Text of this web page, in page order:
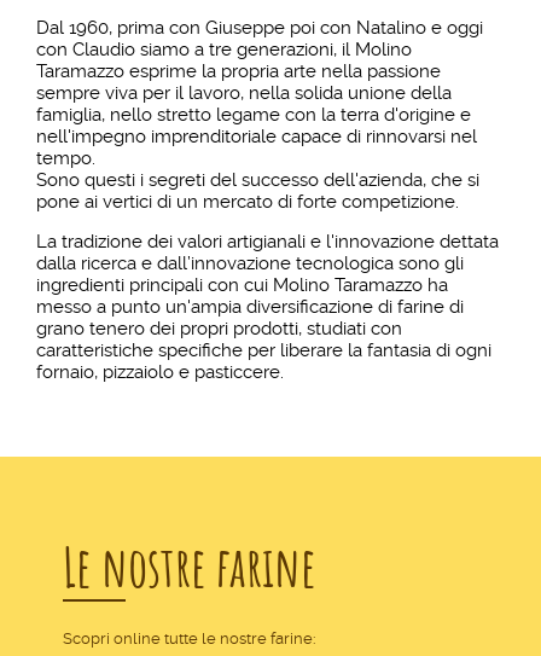
Dal 1960, prima con Giuseppe poi con Natalino e oggi
con Claudio siamo a tre generazioni, il Molino
Taramazzo esprime la propria arte nella passione
sempre viva per il lavoro, nella solida unione della
famiglia, nello stretto legame con la terra d'origine e
nell'impegno imprenditoriale capace di rinnovarsi nel
tempo.
Sono questi i segreti del successo dell'azienda, che si
pone ai vertici di un mercato di forte competizione.
La tradizione dei valori artigianali e l'innovazione dettata
dalla ricerca e dall’innovazione tecnologica sono gli
ingredienti principali con cui Molino Taramazzo ha
messo a punto un'ampia diversificazione di farine di
grano tenero dei propri prodotti, studiati con
caratteristiche specifiche per liberare la fantasia di ogni
fornaio, pizzaiolo e pasticcere.
Le nostre farine
Scopri online tutte le nostre farine: